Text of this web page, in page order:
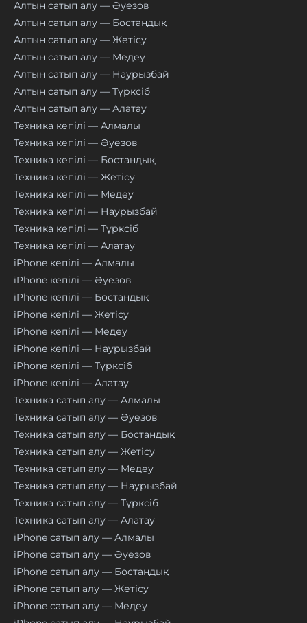
Алтын сатып алу — Әуезов
Алтын сатып алу — Бостандық
Алтын сатып алу — Жетісу
Алтын сатып алу — Медеу
Алтын сатып алу — Наурызбай
Алтын сатып алу — Түрксіб
Алтын сатып алу — Алатау
Техника кепілі — Алмалы
Техника кепілі — Әуезов
Техника кепілі — Бостандық
Техника кепілі — Жетісу
Техника кепілі — Медеу
Техника кепілі — Наурызбай
Техника кепілі — Түрксіб
Техника кепілі — Алатау
iPhone кепілі — Алмалы
iPhone кепілі — Әуезов
iPhone кепілі — Бостандық
iPhone кепілі — Жетісу
iPhone кепілі — Медеу
iPhone кепілі — Наурызбай
iPhone кепілі — Түрксіб
iPhone кепілі — Алатау
Техника сатып алу — Алмалы
Техника сатып алу — Әуезов
Техника сатып алу — Бостандық
Техника сатып алу — Жетісу
Техника сатып алу — Медеу
Техника сатып алу — Наурызбай
Техника сатып алу — Түрксіб
Техника сатып алу — Алатау
iPhone сатып алу — Алмалы
iPhone сатып алу — Әуезов
iPhone сатып алу — Бостандық
iPhone сатып алу — Жетісу
iPhone сатып алу — Медеу